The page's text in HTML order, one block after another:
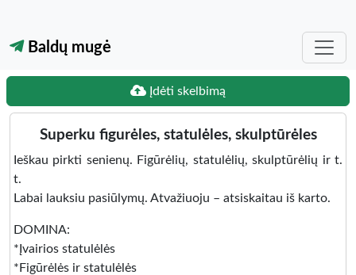
Baldų mugė
Įdėti skelbimą
Superku figurėles, statulėles, skulptūrėles
Ieškau pirkti senienų. Figūrėlių, statulėlių, skulptūrėlių ir t.
t.
Labai lauksiu pasiūlymų. Atvažiuoju – atsiskaitau iš karto.
DOMINA:
*Įvairios statulėlės
*Figūrėlės ir statulėlės